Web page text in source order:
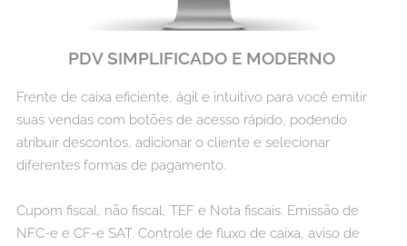
PDV SIMPLIFICADO E MODERNO
Frente de caixa eficiente, ágil e intuitivo para você emitir
suas vendas com botões de acesso rápido, podendo
atribuir descontos, adicionar o cliente e selecionar
diferentes formas de pagamento.
Cupom fiscal, não fiscal, TEF e Nota fiscais. Emissão de
NFC-e e CF-e SAT. Controle de fluxo de caixa, aviso de